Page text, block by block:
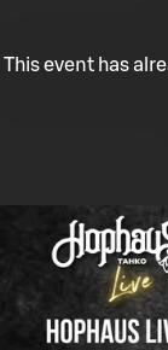
This event has